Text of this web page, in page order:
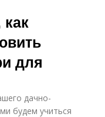
для
дачно-
будем учиться